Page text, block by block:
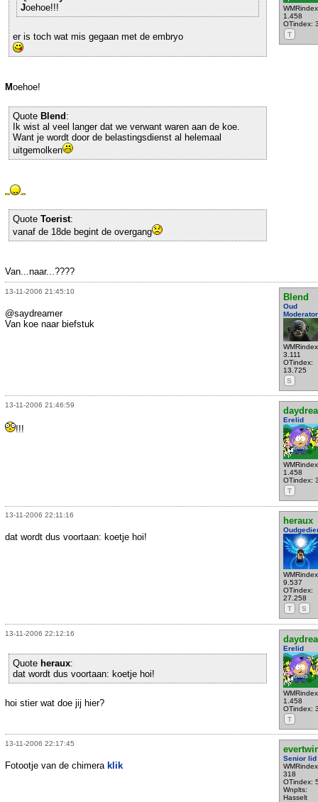
1.458
OTindex:
T
Joehoe!!!
er is toch wat mis gegaan met de embryo
Moehoe!
Quote Blend :
Ik wist al veel langer dat we verwant waren aan de koe.
Want je wordt door de belastingsdienst al helemaal
uitgemolken
Quote Toerist:
vanaf de 18de begint de overgang
Van...naar...????
13-11-2006 21:45:10
Blend
Oud
Moderator
3.111
OTindex:
13.725
S
@saydreamer
Van koe naar biefstuk
13-11-2006 21:46:59
Erelid
1.458
OTindex:
T
!!!
13-11-2006 22:11:16
heraux
9.537
OTindex:
27.258
T
S
dat wordt dus voortaan: koetje hoi!
13-11-2006 22:12:16
Erelid
1.458
OTindex:
T
Quote heraux:
dat wordt dus voortaan: koetje hoi!
hoi stier wat doe jij hier?
13-11-2006 22:17:45
Senior lid
318
OTindex:
Wnplts:
Hasselt
Fotootje van de chimera klik